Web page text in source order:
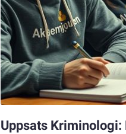
Uppsats